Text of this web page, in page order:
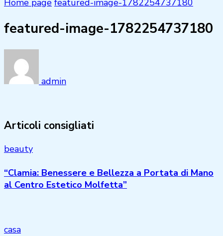
Home page featured-image-1782254737180
featured-image-1782254737180
admin
Articoli consigliati
beauty
“Clamia: Benessere e Bellezza a Portata di Mano
al Centro Estetico Molfetta”
casa